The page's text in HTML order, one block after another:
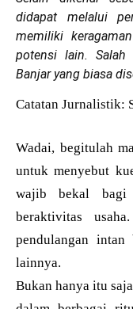
didapat melalui
memiliki
potensi lain. Salah
Banjar yang biasa
Catatan Jurnalistik:
Wadai, begitulah
untuk menyebut
wajib bekal bagi
beraktivitas
pendulangan
lainnya.
Bukan hanya itu